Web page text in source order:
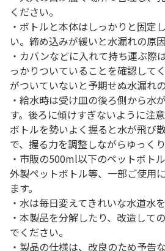
ください。
・ボトルと本体はしっかりと固定
い。締め込みが緩いと水漏れの原因
・カバンなどに入れて持ち運ぶ際
っかりついていることを確認して
がついていないと予期せぬ水漏れ
・給水時は受け皿の後ろ側から水
す。後ろに傾けすぎないように注
ボトルを勢いよく握ると水が飛び
で、握る力を調整しながらゆっく
・市販の500ml以下のペットボト
外製ペットボトル等、一部ご使用
ます。
・水は毎日変えてきれいな水道水
・本製品を分解したり、改造して
でください。
・製品の仕様は、改良のため予告